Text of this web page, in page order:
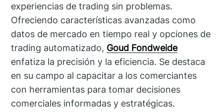
experiencias de trading sin problemas.
Ofreciendo características avanzadas como
datos de mercado en tiempo real y opciones de
trading automatizado, Goud Fondweide
enfatiza la precisión y la eficiencia. Se destaca
en su campo al capacitar a los comerciantes
con herramientas para tomar decisiones
comerciales informadas y estratégicas.